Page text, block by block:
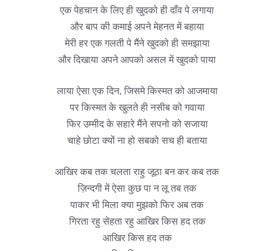
एक पेहचान के लिए ही खुदको ही दाँव पे लगाया
और बाप की कमाई अपने मेहनत में बहाया
मेरी हर एक गलती पे मैंने खुदको ही समझाया
और दिखाया अपने आपको असल में खुदको पाया
लाया ऐसा एक दिन, जिसमे किस्मत को आजमाया
पर किस्मत के खुलते ही नसीब को गवाया
फिर उम्मीद के सहारे मैंने सपनो को सजाया
चाहे छोटा क्यों ना हो सबको सच ही बताया
आखिर कब तक चलता राहु जूठा बन कर कब तक
ज़िन्दगी में ऐसा कुछ पा न लू तब तक
पाकर भी मिला क्या मुझको फिर अब तक
गिरता रहु सेहता रहु आखिर किस हद तक
आखिर किस हद तक